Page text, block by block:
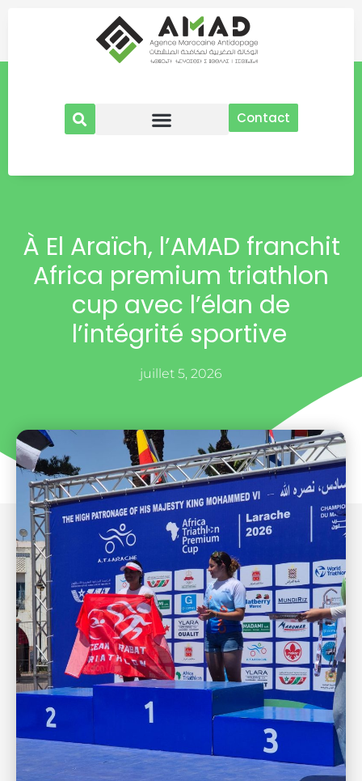
Contact
À El Araïch, l’AMAD franchit
Africa premium triathlon
cup avec l’élan de
l’intégrité sportive
juillet 5, 2026